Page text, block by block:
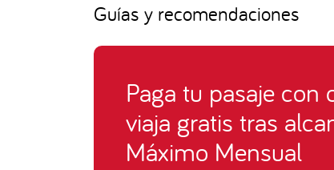
Guías y recomendaciones
Paga tu pasaje con
viaja gratis tras
Máximo Mensual